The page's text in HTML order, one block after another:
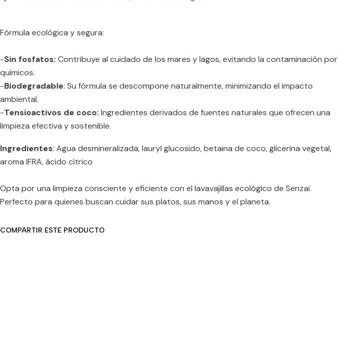
Fórmula ecológica y segura:
-Sin fosfatos: Contribuye al cuidado de los mares y lagos, evitando la contaminación por
químicos.
-Biodegradable: Su fórmula se descompone naturalmente, minimizando el impacto
ambiental.
-Tensioactivos de coco: Ingredientes derivados de fuentes naturales que ofrecen una
limpieza efectiva y sostenible.
Ingredientes: Agua desmineralizada, lauryl glucosido, betaina de coco, glicerina vegetal,
aroma IFRA, ácido cítrico
Opta por una limpieza consciente y eficiente con el lavavajillas ecológico de Senzai.
Perfecto para quienes buscan cuidar sus platos, sus manos y el planeta.
COMPARTIR ESTE PRODUCTO